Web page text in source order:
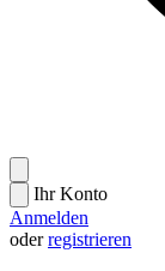
Ihr Konto
Anmelden
oderregistrieren